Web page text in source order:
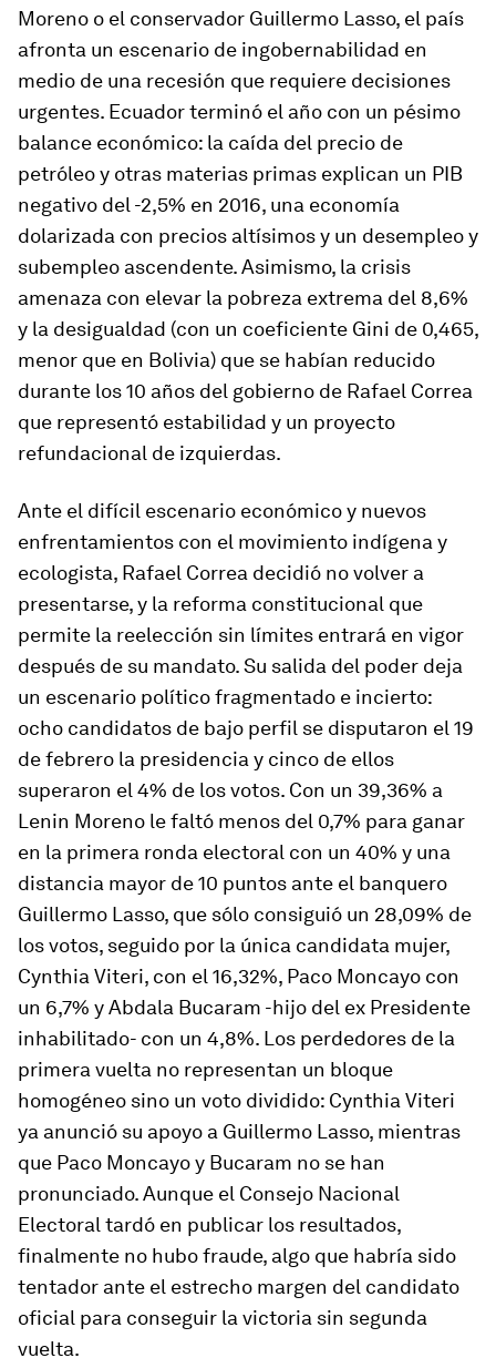
Moreno o el conservador Guillermo Lasso, el país
afronta un escenario de ingobernabilidad en
medio de una recesión que requiere decisiones
urgentes. Ecuador terminó el año con un pésimo
balance económico: la caída del precio de
petróleo y otras materias primas explican un PIB
negativo del -2,5% en 2016, una economía
dolarizada con precios altísimos y un desempleo y
subempleo ascendente. Asimismo, la crisis
amenaza con elevar la pobreza extrema del 8,6%
y la desigualdad (con un coeficiente Gini de 0,465,
menor que en Bolivia) que se habían reducido
durante los 10 años del gobierno de Rafael Correa
que representó estabilidad y un proyecto
refundacional de izquierdas.
Ante el difícil escenario económico y nuevos
enfrentamientos con el movimiento indígena y
ecologista, Rafael Correa decidió no volver a
presentarse, y la reforma constitucional que
permite la reelección sin límites entrará en vigor
después de su mandato. Su salida del poder deja
un escenario político fragmentado e incierto:
ocho candidatos de bajo perfil se disputaron el 19
de febrero la presidencia y cinco de ellos
superaron el 4% de los votos. Con un 39,36% a
Lenin Moreno le faltó menos del 0,7% para ganar
en la primera ronda electoral con un 40% y una
distancia mayor de 10 puntos ante el banquero
Guillermo Lasso, que sólo consiguió un 28,09% de
los votos, seguido por la única candidata mujer,
Cynthia Viteri, con el 16,32%, Paco Moncayo con
un 6,7% y Abdala Bucaram -hijo del ex Presidente
inhabilitado- con un 4,8%. Los perdedores de la
primera vuelta no representan un bloque
homogéneo sino un voto dividido: Cynthia Viteri
ya anunció su apoyo a Guillermo Lasso, mientras
que Paco Moncayo y Bucaram no se han
pronunciado. Aunque el Consejo Nacional
Electoral tardó en publicar los resultados,
finalmente no hubo fraude, algo que habría sido
tentador ante el estrecho margen del candidato
oficial para conseguir la victoria sin segunda
vuelta.